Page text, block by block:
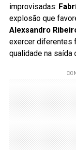
improvisadas:
explosão que
Alexsandro
exercer diferentes
qualidade na saída